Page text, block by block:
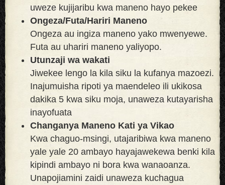
uweze kujijaribu kwa maneno hayo pekee
Ongeza/Futa/Hariri Maneno
Ongeza au ingiza maneno yako mwenyewe.
Futa au uhariri maneno yaliyopo.
Utunzaji wa wakati
Jiwekee lengo la kila siku la kufanya mazoezi.
Inajumuisha ripoti ya maendeleo ili ukikosa
dakika 5 kwa siku moja, unaweza kutayarisha
inayofuata
Changanya Maneno Kati ya Vikao
Kwa chaguo-msingi, utajaribiwa kwa maneno
yale yale 20 ambayo hayajawekewa benki kila
kipindi ambayo ni bora kwa wanaoanza.
Unapojiamini zaidi unaweza kuchagua